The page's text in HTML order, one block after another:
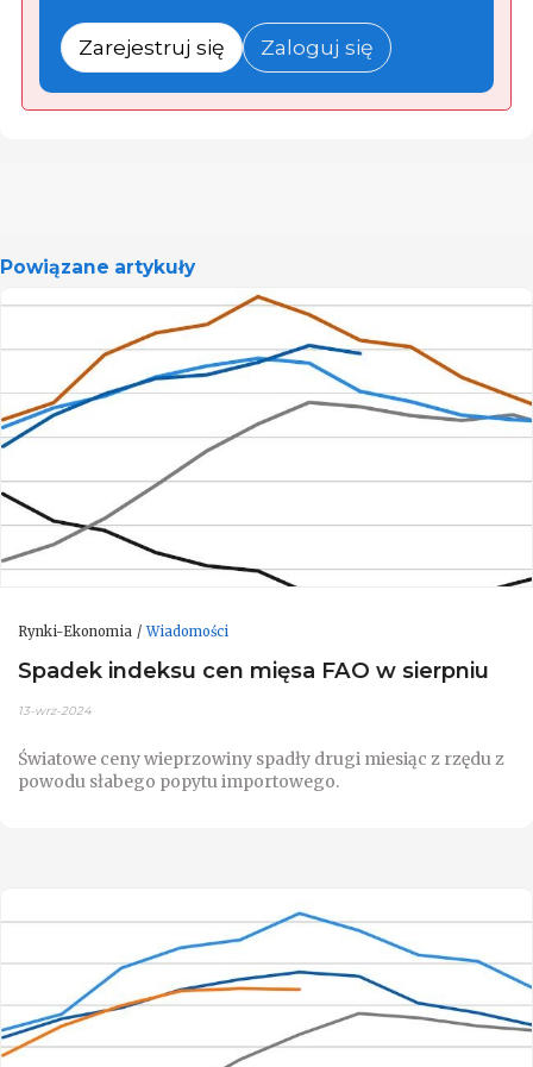
Zarejestruj się Zaloguj się
Powiązane artykuły
Rynki-Ekonomia Wiadomości
Spadek indeksu cen mięsa FAO w sierpniu
13-wrz-2024
Światowe ceny wieprzowiny spadły drugi miesiąc z rzędu z
powodu słabego popytu importowego.